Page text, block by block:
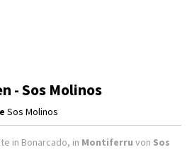
- Sos Molinos
Sos Molinos
in Bonarcado, in Montiferru von Sos